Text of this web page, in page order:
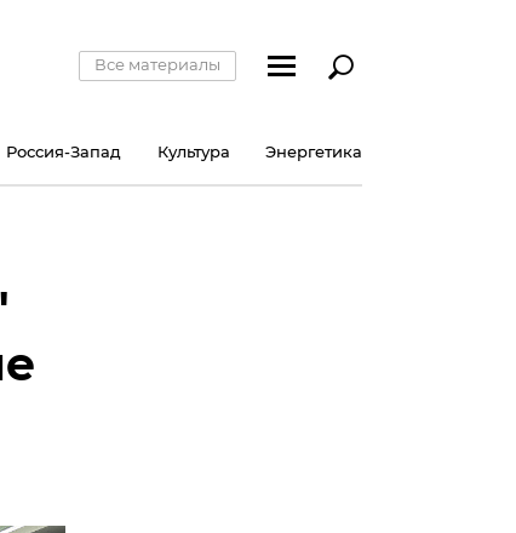
Все материалы
Россия-Запад Культура Энергетика